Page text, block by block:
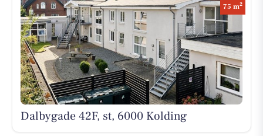
75 m2
Dalbygade 42F, st, 6000 Kolding